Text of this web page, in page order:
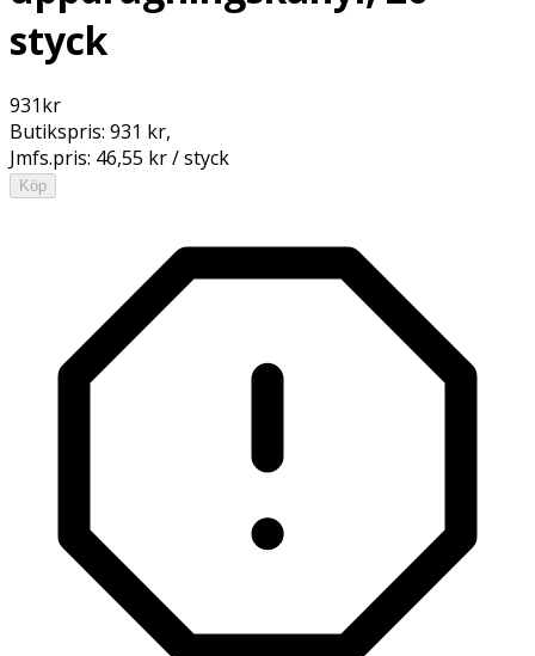
styck
931kr
Butikspris: 931 kr,
Jmfs.pris: 46,55 kr / styck
Köp